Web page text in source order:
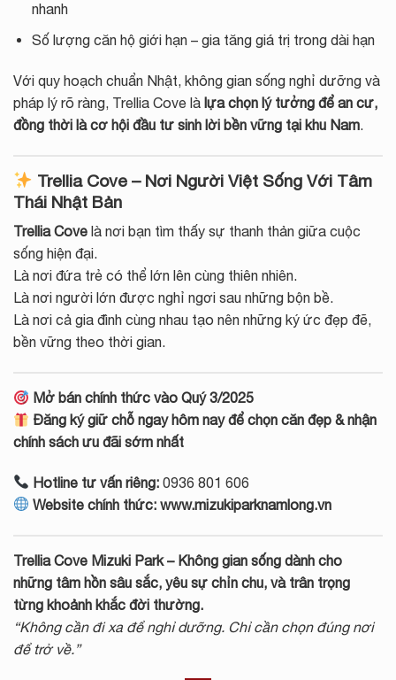
nhanh
Số lượng căn hộ giới hạn – gia tăng giá trị trong dài hạn
Với quy hoạch chuẩn Nhật, không gian sống nghỉ dưỡng và
pháp lý rõ ràng, Trellia Cove là lựa chọn lý tưởng để an cư,
đồng thời là cơ hội đầu tư sinh lời bền vững tại khu Nam.
Trellia Cove – Nơi Người Việt Sống Với Tâm
Thái Nhật Bản
Trellia Cove là nơi bạn tìm thấy sự thanh thản giữa cuộc
sống hiện đại.
Là nơi đứa trẻ có thể lớn lên cùng thiên nhiên.
Là nơi người lớn được nghỉ ngơi sau những bộn bề.
Là nơi cả gia đình cùng nhau tạo nên những ký ức đẹp đẽ,
bền vững theo thời gian.
Mở bán chính thức vào Quý 3/2025
Đăng ký giữ chỗ ngay hôm nay để chọn căn đẹp & nhận
chính sách ưu đãi sớm nhất
Hotline tư vấn riêng: 0936 801 606
Website chính thức: www.mizukiparknamlong.vn
Trellia Cove Mizuki Park– Không gian sống dành cho
những tâm hồn sâu sắc, yêu sự chỉn chu, và trân trọng
từng khoảnh khắc đời thường.
“Không cần đi xa để nghỉ dưỡng. Chỉ cần chọn đúng nơi
để trở về.”